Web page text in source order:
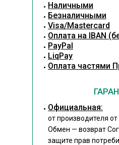
Наличными
Безналичными
Visa/Mastercard
Оплата на IBAN
PayPal
LiqPay
Оплата частями
Официальная:
от производителя
Обмен — возврат
защите прав